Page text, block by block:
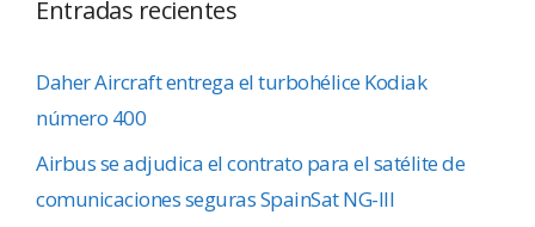
Entradas recientes
Daher Aircraft entrega el turbohélice Kodiak
número 400
Airbus se adjudica el contrato para el satélite de
comunicaciones seguras SpainSat NG-III